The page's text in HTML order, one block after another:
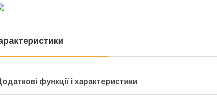
функції і характеристики